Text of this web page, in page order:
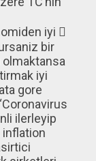
iyi 
bir
iyi
gore
ilerleyip